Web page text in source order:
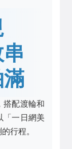
搭配渡輪和
「一日網美
行程。